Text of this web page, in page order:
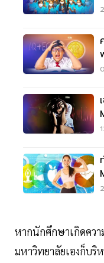
หากนักศึกษาเกิดควา
มหาวิทยาลัยเองก็บริ